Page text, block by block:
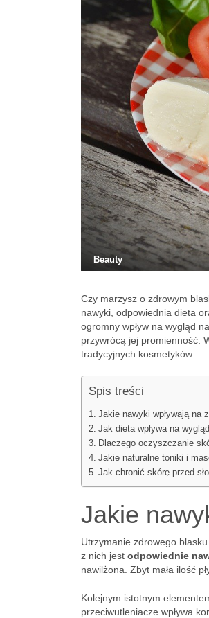
Beauty
Czy marzysz o zdrowym
nawyki, odpowiednia dieta
ogromny wpływ na wygląd
przywrócą jej promienność.
tradycyjnych kosmetyków.
Spis treści
Jakie nawyki wpływają na
Jak dieta wpływa na
Dlaczego oczyszczanie
Jakie naturalne toniki i
Jak chronić skórę przed
Jakie
Utrzymanie zdrowego
z nich jest odpowiednie
nawilżona. Zbyt mała ilość
Kolejnym istotnym
przeciwutleniacze wpływa